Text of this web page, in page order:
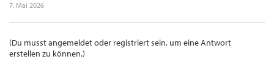
7. Mai 2026
(Du musst angemeldet oder registriert sein, um eine Antwort
erstellen zu können.)